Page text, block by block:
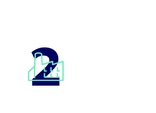
2